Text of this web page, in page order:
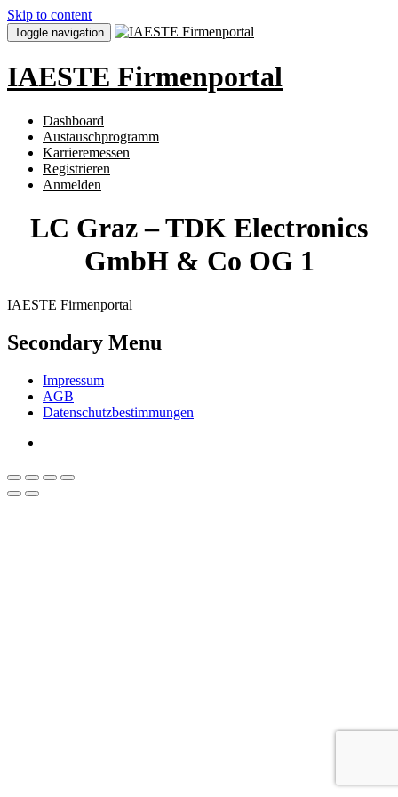
Skip to content
Toggle navigation
IAESTE Firmenportal
Dashboard
Austauschprogramm
Karrieremessen
Registrieren
Anmelden
LC Graz – TDK Electronics
GmbH & Co OG 1
IAESTE Firmenportal
Secondary Menu
Impressum
AGB
Datenschutzbestimmungen